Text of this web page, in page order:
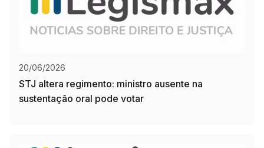
20/06/2026
STJ altera regimento: ministro ausente na
sustentação oral pode votar